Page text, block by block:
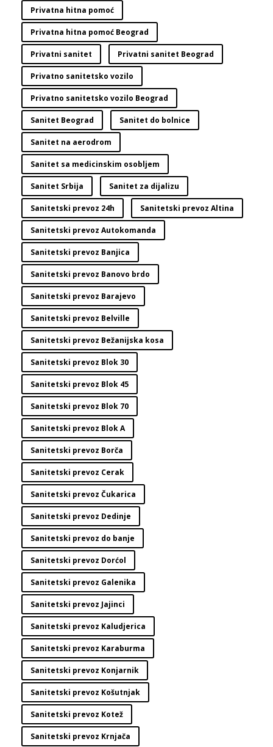
Privatna hitna pomoć
Privatna hitna pomoć Beograd
Privatni sanitet Privatni sanitet Beograd
Privatno sanitetsko vozilo
Privatno sanitetsko vozilo Beograd
Sanitet Beograd Sanitet do bolnice
Sanitet na aerodrom
Sanitet sa medicinskim osobljem
Sanitet Srbija Sanitet za dijalizu
Sanitetski prevoz 24h Sanitetski prevoz Altina
Sanitetski prevoz Autokomanda
Sanitetski prevoz Banjica
Sanitetski prevoz Banovo brdo
Sanitetski prevoz Barajevo
Sanitetski prevoz Belville
Sanitetski prevoz Bežanijska kosa
Sanitetski prevoz Blok 30
Sanitetski prevoz Blok 45
Sanitetski prevoz Blok 70
Sanitetski prevoz Blok A
Sanitetski prevoz Borča
Sanitetski prevoz Cerak
Sanitetski prevoz Čukarica
Sanitetski prevoz Dedinje
Sanitetski prevoz do banje
Sanitetski prevoz Dorćol
Sanitetski prevoz Galenika
Sanitetski prevoz Jajinci
Sanitetski prevoz Kaludjerica
Sanitetski prevoz Karaburma
Sanitetski prevoz Konjarnik
Sanitetski prevoz Košutnjak
Sanitetski prevoz Kotež
Sanitetski prevoz Krnjača